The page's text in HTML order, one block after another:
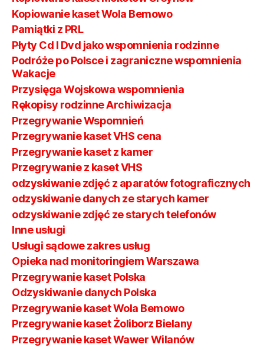
Kopiowanie kaset Wola Bemowo
Pamiątki z PRL
Płyty Cd I Dvd jako wspomnienia rodzinne
Podróże po Polsce i zagraniczne wspomnienia
Wakacje
Przysięga Wojskowa wspomnienia
Rękopisy rodzinne Archiwizacja
Przegrywanie Wspomnień
Przegrywanie kaset VHS cena
Przegrywanie kaset z kamer
Przegrywanie z kaset VHS
odzyskiwanie zdjęć z aparatów fotograficznych
odzyskiwanie danych ze starych kamer
odzyskiwanie zdjęć ze starych telefonów
Inne usługi
Usługi sądowe zakres usług
Opieka nad monitoringiem Warszawa
Przegrywanie kaset Polska
Odzyskiwanie danych Polska
Przegrywanie kaset Wola Bemowo
Przegrywanie kaset Żoliborz Bielany
Przegrywanie kaset Wawer Wilanów